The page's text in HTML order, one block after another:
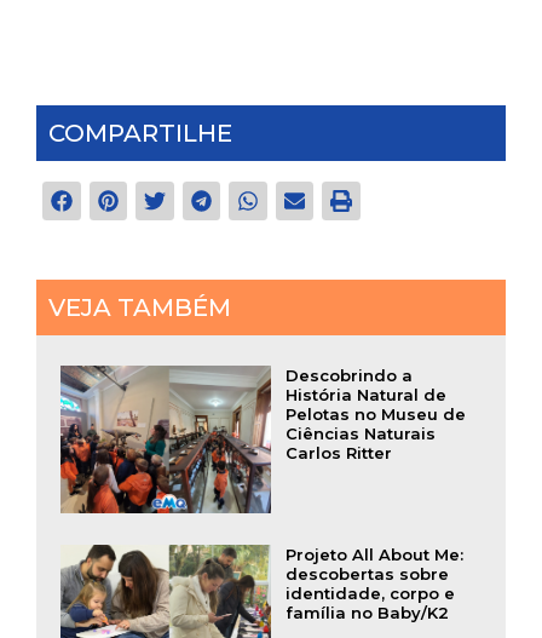
COMPARTILHE
VEJA TAMBÉM
Descobrindo a
História Natural de
Pelotas no Museu de
Ciências Naturais
Carlos Ritter
Projeto All About Me:
descobertas sobre
identidade, corpo e
família no Baby/K2